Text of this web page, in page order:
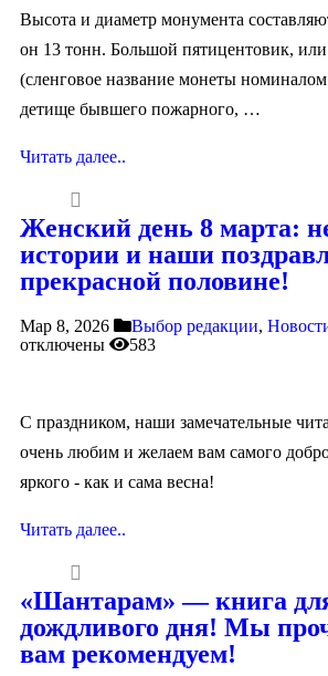
Высота и диаметр монумента
он 13 тонн. Большой пятицентовик,
(сленговое название монеты
детище бывшего пожарного, …
Читать далее..
Женский день 8 марта:
истории и наши
прекрасной половине!
Мар 8, 2026 Выбор редакции,
отключены
583
С праздником, наши замечательные
очень любим и желаем вам самого
яркого - как и сама весна!
Читать далее..
«Шантарам» — книга
дождливого дня! Мы
вам рекомендуем!